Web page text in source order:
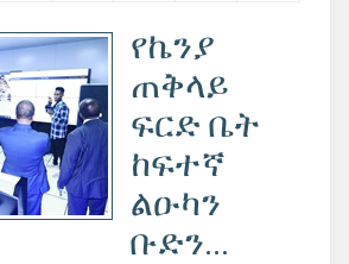
‎የኬንያ
ጠቅላይ
ፍርድ ቤት
ከፍተኛ
ልዑካን
ቡድን...